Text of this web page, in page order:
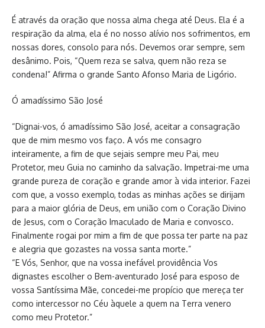
É através da oração que nossa alma chega até Deus. Ela é a
respiração da alma, ela é no nosso alívio nos sofrimentos, em
nossas dores, consolo para nós. Devemos orar sempre, sem
desânimo. Pois, “Quem reza se salva, quem não reza se
condena!” Afirma o grande Santo Afonso Maria de Ligório.
Ó amadíssimo São José
“Dignai-vos, ó amadíssimo São José, aceitar a consagração
que de mim mesmo vos faço. A vós me consagro
inteiramente, a fim de que sejais sempre meu Pai, meu
Protetor, meu Guia no caminho da salvação. Impetrai-me uma
grande pureza de coração e grande amor à vida interior. Fazei
com que, a vosso exemplo, todas as minhas ações se dirijam
para a maior glória de Deus, em união com o Coração Divino
de Jesus, com o Coração Imaculado de Maria e convosco.
Finalmente rogai por mim a fim de que possa ter parte na paz
e alegria que gozastes na vossa santa morte.”
“E Vós, Senhor, que na vossa inefável providência Vos
dignastes escolher o Bem-aventurado José para esposo de
vossa Santíssima Mãe, concedei-me propício que mereça ter
como intercessor no Céu àquele a quem na Terra venero
como meu Protetor.”